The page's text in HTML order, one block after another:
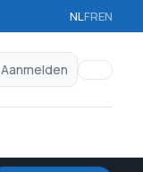
NLFREN
Aanmelden